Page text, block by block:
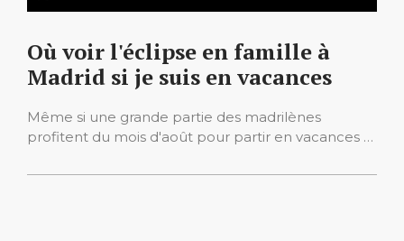
Où voir l'éclipse en famille à
Madrid si je suis en vacances
Même si une grande partie des madrilènes
profitent du mois d'août pour partir en vacances …